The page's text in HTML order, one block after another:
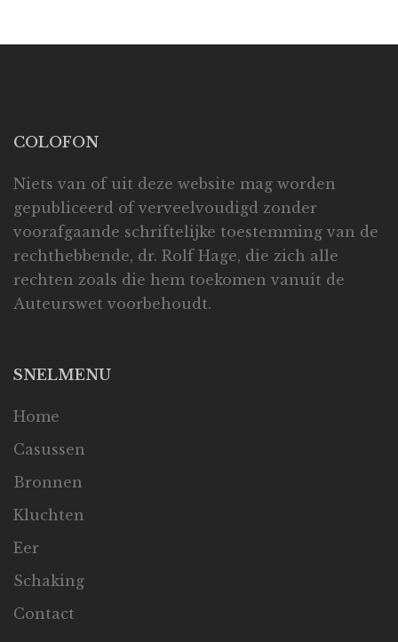
COLOFON
Niets van of uit deze website mag worden
gepubliceerd of verveelvoudigd zonder
voorafgaande schriftelijke toestemming van de
rechthebbende, dr. Rolf Hage, die zich alle
rechten zoals die hem toekomen vanuit de
Auteurswet voorbehoudt.
SNELMENU
Home
Casussen
Bronnen
Kluchten
Eer
Schaking
Contact